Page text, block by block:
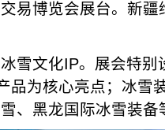
易博览会展台。新
雪文化IP。展会特别
品为核心亮点；冰雪
、黑龙国际冰雪装备